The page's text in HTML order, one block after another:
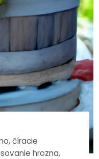
,číracie
hrozna,